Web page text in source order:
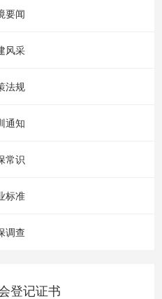
要闻
风采
法规
通知
常识
标准
调查
登记证书